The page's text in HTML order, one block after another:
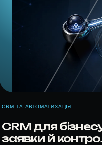
CRM ТА АВТОМАТИЗАЦІЯ
CRM для
заявки й